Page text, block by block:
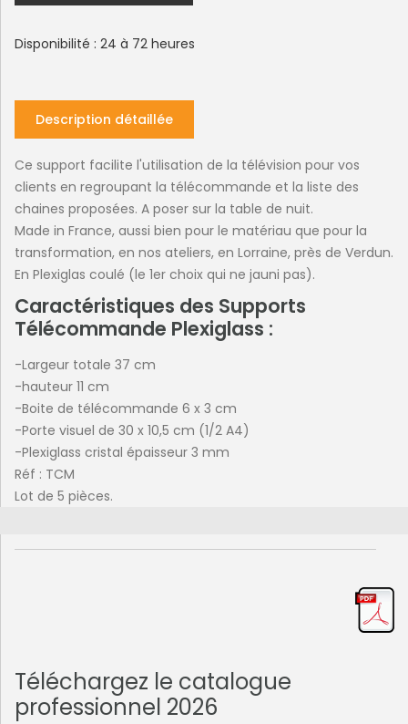
Disponibilité : 24 à 72 heures
Description détaillée
Ce support facilite l'utilisation de la télévision pour vos
clients en regroupant la télécommande et la liste des
chaines proposées. A poser sur la table de nuit.
Made in France, aussi bien pour le matériau que pour la
transformation, en nos ateliers, en Lorraine, près de Verdun.
En Plexiglas coulé (le 1er choix qui ne jauni pas).
Caractéristiques des Supports
Télécommande Plexiglass :
-Largeur totale 37 cm
-hauteur 11 cm
-Boite de télécommande 6 x 3 cm
-Porte visuel de 30 x 10,5 cm (1/2 A4)
-Plexiglass cristal épaisseur 3 mm
Réf : TCM
Lot de 5 pièces.
Téléchargez le catalogue
professionnel 2026